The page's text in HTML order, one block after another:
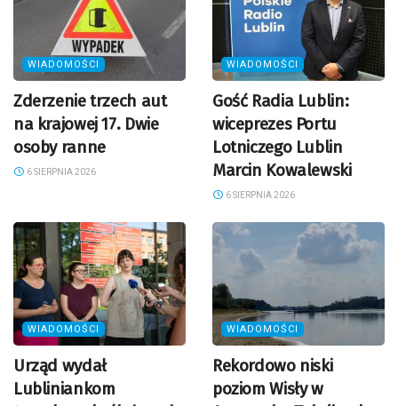
WIADOMOŚCI
Zderzenie trzech aut
na krajowej 17. Dwie
osoby ranne
6 SIERPNIA 2026
WIADOMOŚCI
Gość Radia Lublin:
wiceprezes Portu
Lotniczego Lublin
Marcin Kowalewski
6 SIERPNIA 2026
WIADOMOŚCI
Urząd wydał
Lubliniankom
WIADOMOŚCI
Rekordowo niski
poziom Wisły w